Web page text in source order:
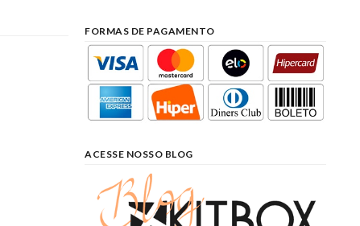
FORMAS DE PAGAMENTO
ACESSE NOSSO BLOG